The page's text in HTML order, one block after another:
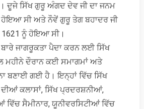
ਸਿੱਖ ਗੁਰੂ ਅੰਗਦ ਦੇਵ ਜੀ ਦਾ ਜਨਮ
ਸੀ ਅਤੇ ਨੌਵੇਂ ਗੁਰੂ ਤੇਗ ਬਹਾਦਰ ਜੀ
ਨੂੰ ਹੋਇਆ ਸੀ।
ਬਾਰੇ ਜਾਗਰੂਕਤਾ ਪੈਦਾ ਕਰਨ ਲਈ ਸਿੱਖ
ਮਹੀਨੇ ਦੌਰਾਨ ਕਈ ਸਮਾਗਮਾਂ ਅਤੇ
ਬਣਾਈ ਗਈ ਹੈ। ਇਨ੍ਹਾਂ ਵਿੱਚ ਸਿੱਖ
ਕਲਾਸਾਂ, ਸਿੱਖ ਪ੍ਰਦਰਸ਼ਨੀਆਂ,
ਵਿੱਚ ਸੈਮੀਨਾਰ, ਯੂਨੀਵਰਸਿਟੀਆਂ ਵਿੱਚ